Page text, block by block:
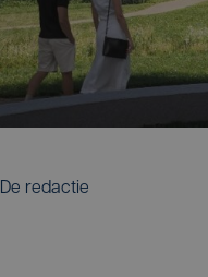
De redactie